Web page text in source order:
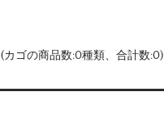
(カゴの商品数:0種類、合計数:0)